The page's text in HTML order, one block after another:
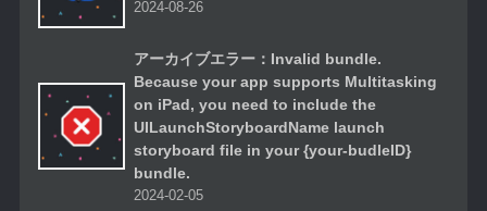
2024-08-26
アーカイブエラー：Invalid bundle.
Because your app supports Multitasking
on iPad, you need to include the
UILaunchStoryboardName launch
storyboard file in your {your-budleID}
bundle.
2024-02-05